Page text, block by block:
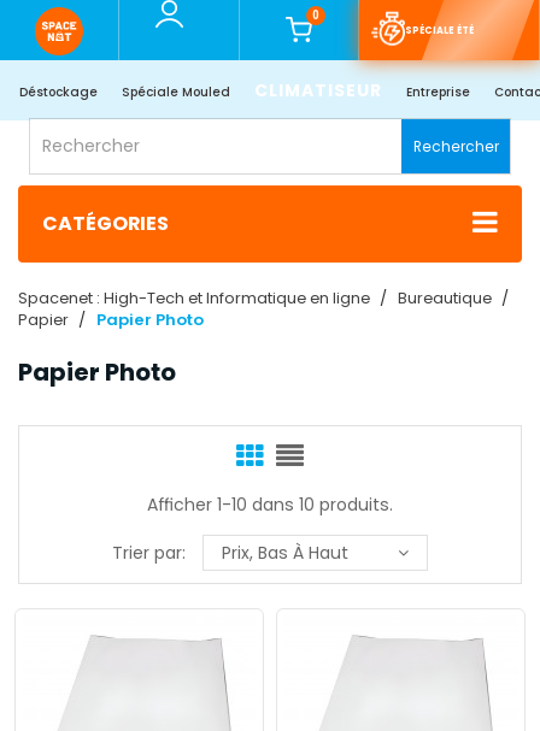
0
SPÉCIALE ÉTÉ
Déstockage Spéciale Mouled CLIMATISEUR Entreprise
Rechercher
CATÉGORIES
Spacenet : High-Tech et Informatique en ligne
Bureautique
Papier
Papier Photo
Papier Photo
Afficher 1-10 dans 10 produits.
Trier par:
Prix, Bas À Haut